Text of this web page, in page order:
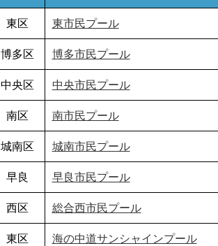
東区 東市民プール
博多区 博多市民プール
中央区 中央市民プール
南区 南市民プール
城南区 城南市民プール
早良 早良市民プール
西区 総合西市民プール
東区 海の中道サンシャインプール